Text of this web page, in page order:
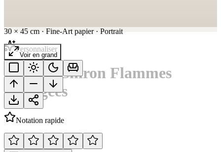
30 × 45 cm · Fine-Art papier· Portrait
Voir en grand
Personnaliser
Bugatti Chiron Flammes
Orangées
Notation rapide